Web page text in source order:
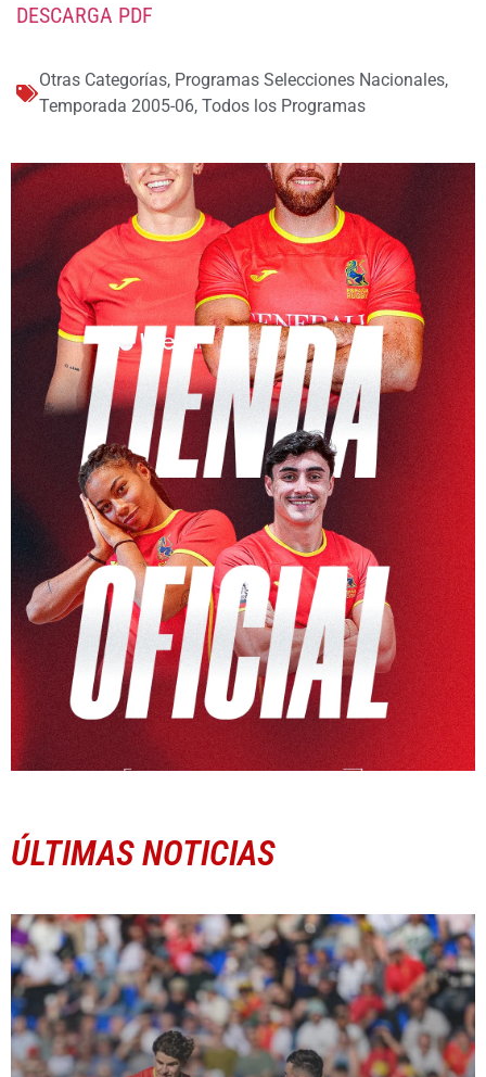
DESCARGA PDF
Otras Categorías, Programas Selecciones Nacionales,
Temporada 2005-06, Todos los Programas
ÚLTIMAS NOTICIAS